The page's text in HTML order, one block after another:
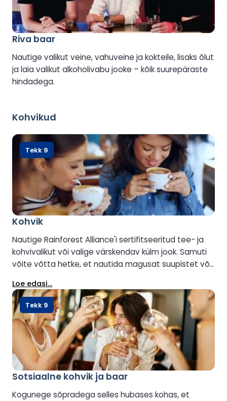
Riva baar
Nautige valikut veine, vahuveine ja kokteile, lisaks õlut
ja laia valikut alkoholivabu jooke – kõik suurepäraste
hindadega.
Kohvikud
Kohvik
Nautige Rainforest Alliance'i sertifitseeritud tee- ja
kohvivalikut või valige värskendav külm jook. Samuti
võite võtta hetke, et nautida magusat suupistet või
Loe edasi...
Tekk 9
Sotsiaalne kohvik ja baar
Kogunege sõpradega selles hubases kohas, et
Tekk 9